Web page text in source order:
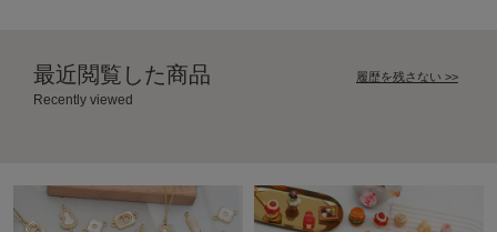
最近閲覧した商品
Recently viewed
履歴を残さない >>